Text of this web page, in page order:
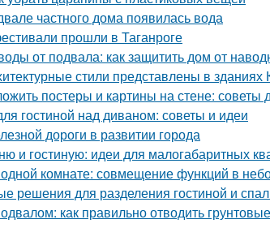
частного дома появилась вода
прошли в Таганроге
от подвала: как защитить дом от
стили представлены в зданиях
постеры и картины на стене: советы
гостиной над диваном: советы и идеи
дороги в развитии города
и гостиную: идеи для малогабаритных
комнате: совмещение функций в
решения для разделения гостиной и
как правильно отводить